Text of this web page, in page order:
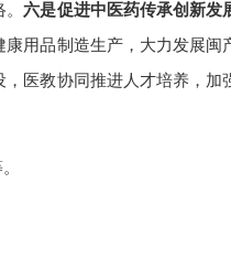
。六是促进中医药传承创新发
用品制造生产，大力发展
医教协同推进人才培养，